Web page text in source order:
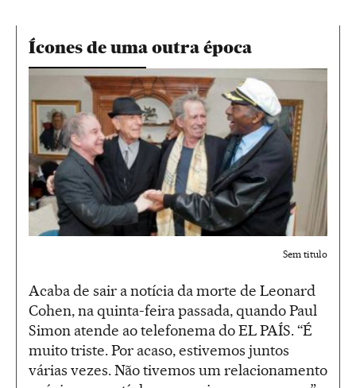
Ícones de uma outra época
Sem titulo
Acaba de sair a notícia da morte de Leonard
Cohen, na quinta-feira passada, quando Paul
Simon atende ao telefonema do EL PAÍS. “É
muito triste. Por acaso, estivemos juntos
várias vezes. Não tivemos um relacionamento